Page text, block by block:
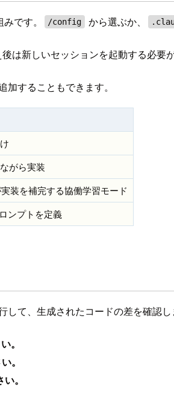
です。 /config から選ぶか、
は新しいセッションを起動する必要が
することもできます。
がら実装
装を補完する協働学習モード
ンプトを定義
て、生成されたコードの差を確認し
。
。
。